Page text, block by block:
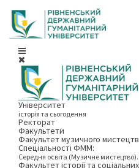
Університет
історія та сьогодення
Ректорат
Факультети
Факультет музичного
Спеціальності ФММ:
Середня освіта (Музичне
Факультет історії та